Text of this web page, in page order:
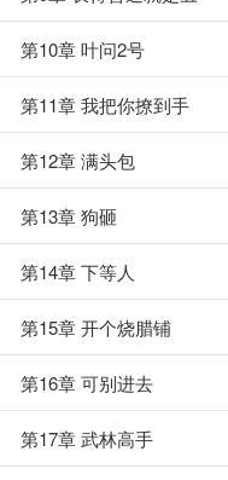
第10章 叶问2号
第11章 我把你撩到手
第12章 满头包
第13章 狗砸
第14章 下等人
第15章 开个烧腊铺
第16章 可别进去
第17章 武林高手